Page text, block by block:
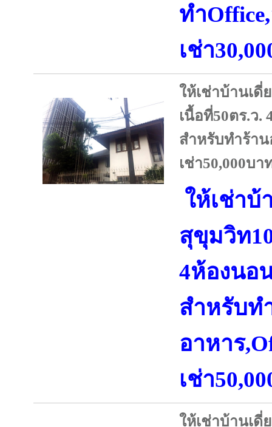
ทำ
เช่า
ให้เช่าบ้านเ
เนื้อที่50ตร.ว.
สำหรับทำร้าน
เช่า50,000บ
ให้เช่าบ้
สุขุมวิท
4ห้องนอ
สำหรับท
อาหาร
เช่า
ให้เช่าบ้านเ